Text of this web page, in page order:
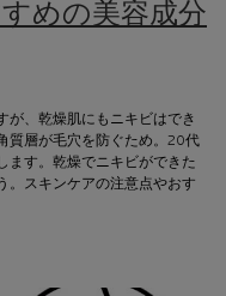
めの美容成分
が、乾燥肌にもニキビはでき
質層が毛穴を防ぐため。20代
ます。乾燥でニキビができた
。スキンケアの注意点やおす